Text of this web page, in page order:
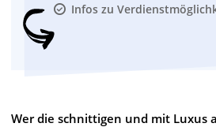
Infos zu
Wer die schnittigen und mit Luxus